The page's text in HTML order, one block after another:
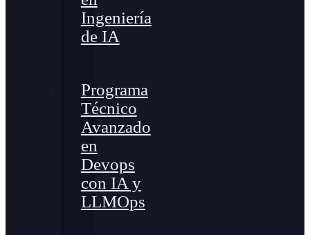
Ingeniería
de IA
Programa
Técnico
Avanzado
en
Devops
con IA y
LLMOps